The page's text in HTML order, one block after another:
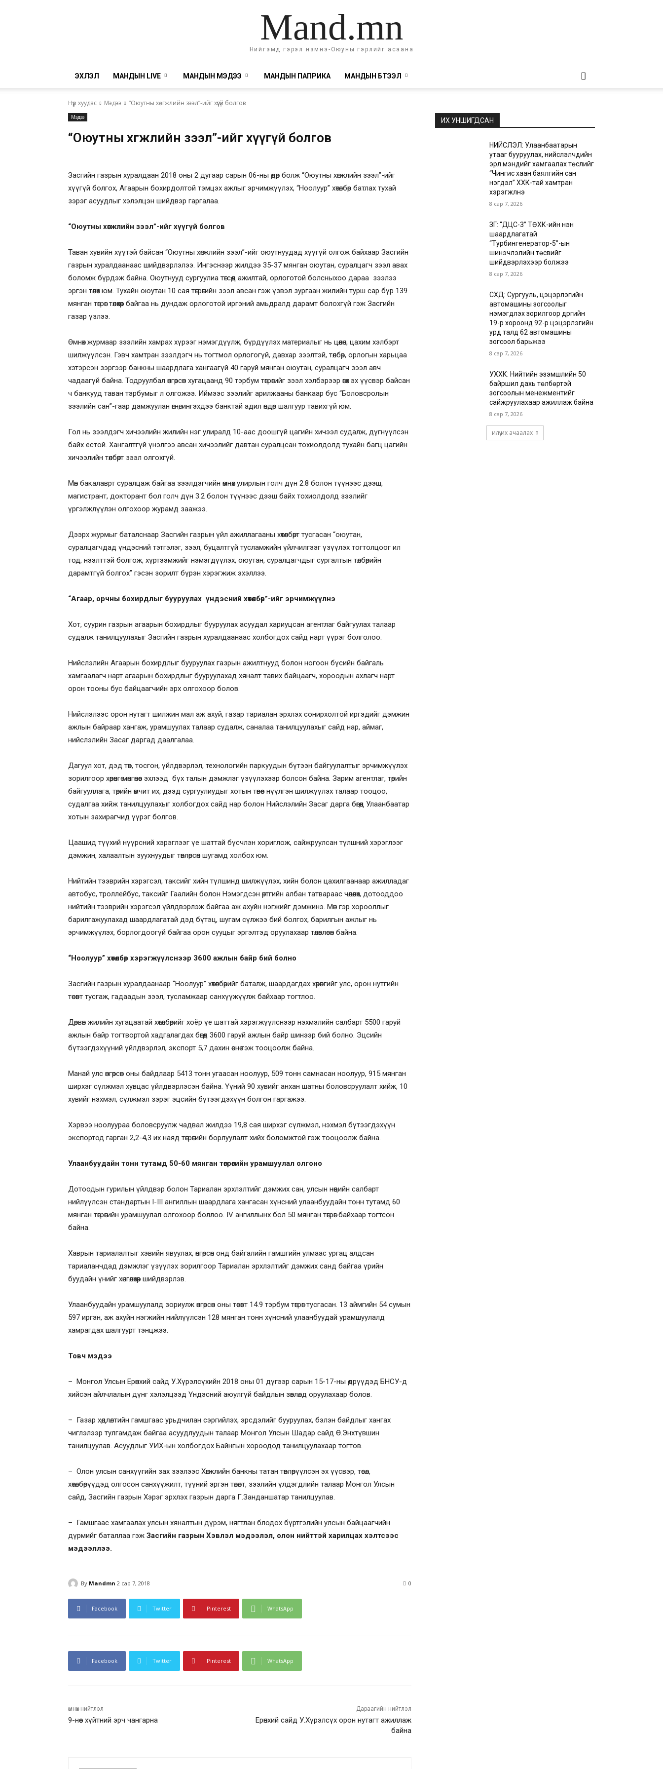
Mand.mn
Нийгэмд гэрэл нэмнэ-Оюуны гэрлийг асаана
ЭХЛЭЛ МАНДЫН LIVE МАНДЫН МЭДЭЭ МАНДЫН ПАПРИКА МАНДЫН БҮТЭЭЛ
Нүүр хуудас Мэдээ “Оюутны хөгжлийн зээл”-ийг хүүгүй болгов
Мэдээ
“Оюутны хөгжлийн зээл”-ийг хүүгүй болгов
Засгийн газрын хуралдаан 2018 оны 2 дугаар сарын 06-ны өдөр болж “Оюутны хөгжлийн зээл”-ийг
хүүгүй болгох, Агаарын бохирдолтой тэмцэх ажлыг эрчимжүүлэх, “Ноолуур” хөтөлбөр батлах тухай
зэрэг асуудлыг хэлэлцэн шийдвэр гаргалаа.
“Оюутны хөгжлийн зээл”-ийг хүүгүй болгов
Таван хувийн хүүтэй байсан “Оюутны хөгжлийн зээл”-ийг оюутнуудад хүүгүй олгож байхаар Засгийн
газрын хуралдаанаас шийдвэрлэлээ. Ингэснээр жилдээ 35-37 мянган оюутан, суралцагч зээл авах
боломж бүрдэж байна. Оюутнууд сургуулиа төгсөөд ажилтай, орлоготой болсныхоо дараа зээлээ
эргэн төлөх юм. Тухайн оюутан 10 сая төгрөгийн зээл авсан гэж үзвэл зургаан жилийн турш сар бүр 139
мянган төгрөг төлөхөөр байгаа нь дундаж орлоготой иргэний амьдралд дарамт болохгүй гэж Засгийн
газар үзлээ.
Өмнөх журмаар зээлийн хамрах хүрээг нэмэгдүүлж, бүрдүүлэх материалыг нь цөөлөн, цахим хэлбэрт
шилжүүлсэн. Гэвч хамтран зээлдэгч нь тогтмол орлогогүй, давхар зээлтэй, төлбөр, орлогын харьцаа
хэтэрсэн зэргээр банкны шаардлага хангаагүй 40 гаруй мянган оюутан, суралцагч зээл авч
чадаагүй байна. Тодруулбал өнгөрсөн хугацаанд 90 тэрбум төгрөгийг зээл хэлбэрээр өгөх эх үүсвэр байсан
ч банкууд таван тэрбумыг л олгожээ. Иймээс зээлийг арилжааны банкаар бус “Боловсролын
зээлийн сан”-гаар дамжуулан өгнө, ингэхдээ банктай адил өндөр шалгуур тавихгүй юм.
Гол нь зээлдэгч хичээлийн жилийн нэг улиралд 10-аас доошгүй цагийн хичээл судалж, дүгнүүлсэн
байх ёстой. Хангалтгүй үнэлгээ авсан хичээлийг давтан суралцсан тохиолдолд тухайн багц цагийн
хичээлийн төлбөрт зээл олгохгүй.
Мөн бакалаврт суралцаж байгаа зээлдэгчийн өмнөх улирлын голч дүн 2.8 болон түүнээс дээш,
магистрант, докторант бол голч дүн 3.2 болон түүнээс дээш байх тохиолдолд зээлийг
үргэлжлүүлэн олгохоор журамд заажээ.
Дээрх журмыг баталснаар Засгийн газрын үйл ажиллагааны хөтөлбөрт тусгасан “оюутан,
суралцагчдад үндэсний тэтгэлэг, зээл, буцалтгүй тусламжийн үйлчилгээг үзүүлэх тогтолцоог ил
тод, нээлттэй болгож, хүртээмжийг нэмэгдүүлэх, оюутан, суралцагчдыг сургалтын төлбөрийн
дарамтгүй болгох” гэсэн зорилт бүрэн хэрэгжиж эхэллээ.
“Агаар, орчны бохирдлыг бууруулах үндэсний хөтөлбөр”-ийг эрчимжүүлнэ
Хот, суурин газрын агаарын бохирдлыг бууруулах асуудал хариуцсан агентлаг байгуулах талаар
судалж танилцуулахыг Засгийн газрын хуралдаанаас холбогдох сайд нарт үүрэг болголоо.
Нийслэлийн Агаарын бохирдлыг бууруулах газрын ажилтнууд болон ногоон бүсийн байгаль
хамгаалагч нарт агаарын бохирдлыг бууруулахад хяналт тавих байцаагч, хороодын ахлагч нарт
орон тооны бус байцаагчийн эрх олгохоор болов.
Нийслэлээс орон нутагт шилжин мал аж ахуй, газар тариалан эрхлэх сонирхолтой иргэдийг дэмжин
ажлын байраар хангаж, урамшуулах талаар судалж, саналаа танилцуулахыг сайд нар, аймаг,
нийслэлийн Засаг даргад даалгалаа.
Дагуул хот, дэд төв, тосгон, үйлдвэрлэл, технологийн паркуудын бүтээн байгуулалтыг эрчимжүүлэх
зорилгоор хөрөнгө мөнгөнөөс эхлээд бүх талын дэмжлэг үзүүлэхээр болсон байна. Зарим агентлаг, төрийн
байгууллага, төрийн өмчит их, дээд сургуулиудыг хотын төвөөс нүүлгэн шилжүүлэх талаар тооцоо,
судалгаа хийж танилцуулахыг холбогдох сайд нар болон Нийслэлийн Засаг дарга бөгөөд Улаанбаатар
хотын захирагчид үүрэг болгов.
Цаашид түүхий нүүрсний хэрэглээг үе шаттай бүсчлэн хориглож, сайжруулсан түлшний хэрэглээг
дэмжин, халаалтын зуухнуудыг төвлөрсөн шугамд холбох юм.
Нийтийн тээврийн хэрэгсэл, таксийг хийн түлшинд шилжүүлэх, хийн болон цахилгаанаар ажилладаг
автобус, троллейбус, таксийг Гаалийн болон Нэмэгдсэн өртгийн албан татвараас чөлөөлөх, дотооддоо
нийтийн тээврийн хэрэгсэл үйлдвэрлэж байгаа аж ахуйн нэгжийг дэмжинэ. Мөн гэр хорооллыг
барилгажуулахад шаардлагатай дэд бүтэц, шугам сүлжээ бий болгох, барилгын ажлыг нь
эрчимжүүлэх, борлогдоогүй байгаа орон сууцыг эргэлтэд оруулахаар төлөвлөсөн байна.
“Ноолуур” хөтөлбөр хэрэгжүүлснээр 3600 ажлын байр бий болно
Засгийн газрын хуралдаанаар “Ноолуур” хөтөлбөрийг баталж, шаардагдах хөрөнгийг улс, орон нутгийн
төсөвт тусгаж, гадаадын зээл, тусламжаар санхүүжүүлж байхаар тогтлоо.
Дөрвөн жилийн хугацаатай хөтөлбөрийг хоёр үе шаттай хэрэгжүүлснээр нэхмэлийн салбарт 5500 гаруй
ажлын байр тогтвортой хадгалагдах бөгөөд 3600 гаруй ажлын байр шинээр бий болно. Эцсийн
бүтээгдэхүүний үйлдвэрлэл, экспорт 5,7 дахин өснө гэж тооцоолж байна.
Манай улс өнгөрсөн оны байдлаар 5413 тонн угаасан ноолуур, 509 тонн самнасан ноолуур, 915 мянган
ширхэг сүлжмэл хувцас үйлдвэрлэсэн байна. Үүний 90 хувийг анхан шатны боловсруулалт хийж, 10
хувийг нэхмэл, сүлжмэл зэрэг эцсийн бүтээгдэхүүн болгон гаргажээ.
Хэрвээ ноолуураа боловсруулж чадвал жилдээ 19,8 сая ширхэг сүлжмэл, нэхмэл бүтээгдэхүүн
экспортод гарган 2,2-4,3 их наяд төгрөгийн борлуулалт хийх боломжтой гэж тооцоолж байна.
Улаанбуудайн тонн тутамд 50-60 мянган төгрөгийн урамшуулал олгоно
Дотоодын гурилын үйлдвэр болон Тариалан эрхлэлтийг дэмжих сан, улсын нөөцийн салбарт
нийлүүлсэн стандартын I-III ангиллын шаардлага хангасан хүнсний улаанбуудайн тонн тутамд 60
мянган төгрөгийн урамшуулал олгохоор боллоо. IV ангиллынх бол 50 мянган төгрөг байхаар тогтсон
байна.
Хаврын тариалалтыг хэвийн явуулах, өнгөрсөн онд байгалийн гамшгийн улмаас ургац алдсан
тариаланчдад дэмжлэг үзүүлэх зорилгоор Тариалан эрхлэлтийг дэмжих санд байгаа үрийн
буудайн үнийг хөнгөлөхөөр шийдвэрлэв.
Улаанбуудайн урамшуулалд зориулж өнгөрсөн оны төсөвт 14.9 тэрбум төгрөг тусгасан. 13 аймгийн 54 сумын
597 иргэн, аж ахуйн нэгжийн нийлүүлсэн 128 мянган тонн хүнсний улаанбуудай урамшуулалд
хамрагдах шалгуурт тэнцжээ.
Товч мэдээ
– Монгол Улсын Ерөнхий сайд У.Хүрэлсүхийн 2018 оны 01 дүгээр сарын 15-17-ны өдрүүдэд БНСУ-д
хийсэн айлчлалын дүнг хэлэлцээд Үндэсний аюулгүй байдлын зөвлөлд оруулахаар болов.
– Газар хөдлөлтийн гамшгаас урьдчилан сэргийлэх, эрсдэлийг бууруулах, бэлэн байдлыг хангах
чиглэлээр тулгамдаж байгаа асуудлуудын талаар Монгол Улсын Шадар сайд Ө.Энхтүвшин
танилцуулав. Асуудлыг УИХ-ын холбогдох Байнгын хороодод танилцуулахаар тогтов.
– Олон улсын санхүүгийн зах зээлээс Хөгжлийн банкны татан төвлөрүүлсэн эх үүсвэр, төсөл,
хөтөлбөрүүдэд олгосон санхүүжилт, түүний эргэн төлөлт, зээлийн үлдэгдлийн талаар Монгол Улсын
сайд, Засгийн газрын Хэрэг эрхлэх газрын дарга Г.Занданшатар танилцуулав.
– Гамшгаас хамгаалах улсын хяналтын дүрэм, нягтлан блодох бүртгэлийн улсын байцаагчийн
дүрмийг баталлаа гэж Засгийн газрын Хэвлэл мэдээлэл, олон нийттэй харилцах хэлтсээс
мэдээллээ.
By Mandmn 2 сар 7, 2018 0
Facebook Twitter Pinterest WhatsApp
Facebook Twitter Pinterest WhatsApp
өмнөх нийтлэл
9-нөөс хүйтний эрч чангарна
Дараагийн нийтлэл
Ерөнхий сайд У.Хүрэлсүх орон нутагт ажиллаж
байна
ИХ УНШИГДСАН
НИЙСЛЭЛ: Улаанбаатарын
утааг бууруулах, нийслэлчүүдийн
эрүүл мэндийг хамгаалах төслийг
“Чингис хаан баялгийн сан
нэгдэл” ХХК-тай хамтран
хэрэгжүүлнэ
8 сар 7, 2026
ЗГ: “ДЦС-3” ТӨХК-ийн нэн
шаардлагатай
“Турбингенератор-5”-ын
шинэчлэлийн төсвийг
шийдвэрлэхээр болжээ
8 сар 7, 2026
СХД: Сургууль, цэцэрлэгийн
автомашины зогсоолыг
нэмэгдүүлэх зорилгоор дүүргийн
19-р хороонд 92-р цэцэрлэгийн
урд талд 62 автомашины
зогсоол барьжээ
8 сар 7, 2026
УХХК: Нийтийн эзэмшлийн 50
байршил дахь төлбөртэй
зогсоолын менежментийг
сайжруулахаар ажиллаж байна
8 сар 7, 2026
илүү их ачаалах